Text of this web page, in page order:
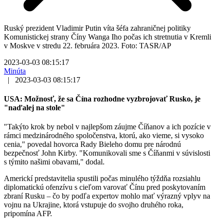
Ruský prezident Vladimir Putin víta šéfa zahraničnej politiky
Komunistickej strany Číny Wanga Iho počas ich stretnutia v Kremli
v Moskve v stredu 22. februára 2023. Foto: TASR/AP
2023-03-03 08:15:17
Minúta
|
2023-03-03 08:15:17
USA: Možnosť, že sa Čína rozhodne vyzbrojovať Rusko, je
"naďalej na stole"
"Takýto krok by nebol v najlepšom záujme Číňanov a ich pozície v
rámci medzinárodného spoločenstva, ktorú, ako vieme, si vysoko
cenia," povedal hovorca Rady Bieleho domu pre národnú
bezpečnosť John Kirby. "Komunikovali sme s Číňanmi v súvislosti
s týmito našimi obavami," dodal.
Americkí predstavitelia spustili počas minulého týždňa rozsiahlu
diplomatickú ofenzívu s cieľom varovať Čínu pred poskytovaním
zbraní Rusku – čo by podľa expertov mohlo mať výrazný vplyv na
vojnu na Ukrajine, ktorá vstupuje do svojho druhého roka,
pripomína AFP.